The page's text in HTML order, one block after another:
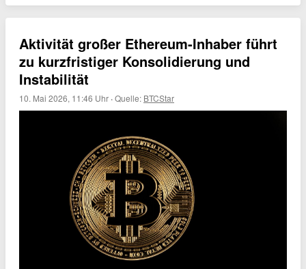
Aktivität großer Ethereum-Inhaber führt
zu kurzfristiger Konsolidierung und
Instabilität
10. Mai 2026, 11:46 Uhr ·Quelle: BTCStar